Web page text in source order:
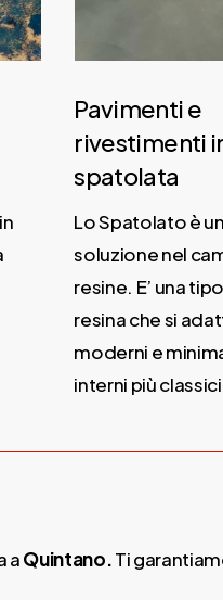
Pavimenti e
rivestimenti
spatolata
Lo Spatolato è
soluzione nel
resine. E’ una
resina che si
moderni e
interni più classici.
aQuintano.Ti